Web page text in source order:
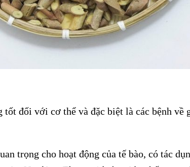
đối với cơ thể và đặc biệt là các bệnh về
trọng cho hoạt động của tế bào, có tác